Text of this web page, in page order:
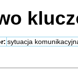
sytuacja